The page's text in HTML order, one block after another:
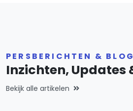
PERSBERICHTEN &
Inzichten, Updates
Bekijk alle artikelen